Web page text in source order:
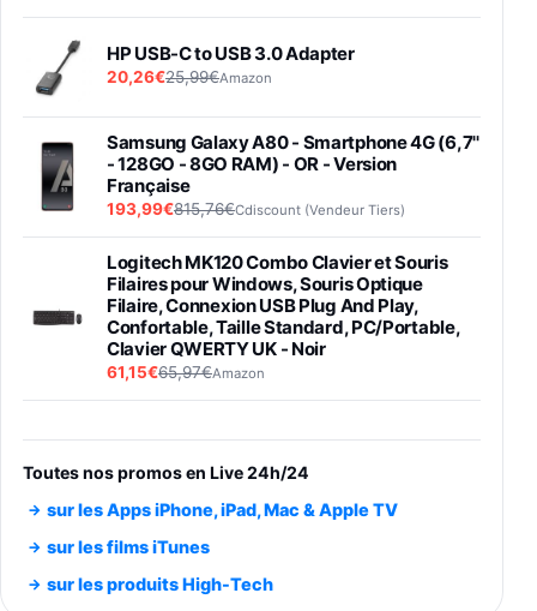
HP USB-C to USB 3.0 Adapter
20,26€25,99€Amazon
Samsung Galaxy A80 - Smartphone 4G (6,7''
- 128GO - 8GO RAM) - OR - Version
Française
193,99€815,76€Cdiscount (Vendeur Tiers)
Logitech MK120 Combo Clavier et Souris
Filaires pour Windows, Souris Optique
Filaire, Connexion USB Plug And Play,
Confortable, Taille Standard, PC/Portable,
Clavier QWERTY UK - Noir
61,15€65,97€Amazon
entraénement direct 3 vitesses (33-45-78
trs/min) avec pre-ampli intégré et port USB
Smartphone SAMSUNG Galaxy S26 Ultra
891,99€1199€Fnac (Vendeur Tiers)
Toutes nos promos en Live 24h/24
sur les Apps iPhone, iPad, Mac & Apple TV
sur les films iTunes
sur les produits High-Tech